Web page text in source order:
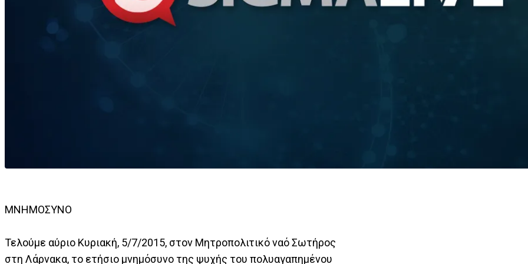
ΜΝΗΜΟΣΥΝΟ
Τελούμε αύριο Κυριακή, 5/7/2015, στον Μητροπολιτικό ναό Σωτήρος
στη Λάρνακα, το ετήσιο μνημόσυνο της ψυχής του πολυαγαπημένου